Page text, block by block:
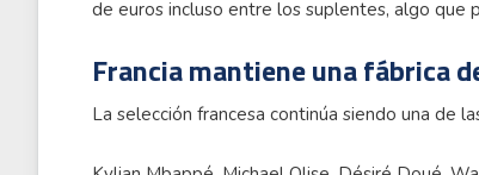
de euros incluso entre los suplentes, algo que
Francia mantiene una fábrica
La selección francesa continúa siendo una de